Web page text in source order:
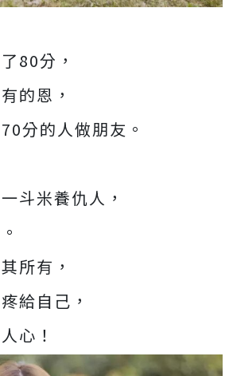
80分，
的恩，
分的人做朋友。
斗米養仇人，
所有，
給自己，
心！